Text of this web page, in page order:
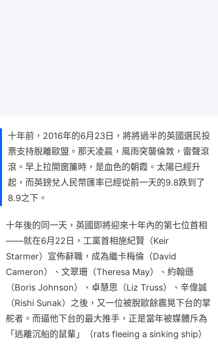
十年前，2016年的6月23日，將將過半的英國選民投
票支持脫離歐盟。那天凌晨，風雨突襲倫敦，雷聲滾
滾。早上拉開窗簾時，是血色的朝霞。太陽已經升
起，而英鎊兌人民幣匯率已經從前一天的9.8跌到了
8.9之下。
十年後的同一天，英國即將迎來十年內的第七位首相
——就在6月22日，工黨首相施紀賢（Keir
Starmer）宣佈辭職，成為繼卡梅倫（David
Cameron）、文翠珊（Theresa May）、約翰遜
（Boris Johnson）、卓慧思（Liz Truss）、辛偉誠
（Rishi Sunak）之後，又一位被脫歐餘震晃下台的掌
舵者。而逼他下台的最大推手，正是當年被媒體斥為
「逃離沉船的鼠輩」（rats fleeing a sinking ship）